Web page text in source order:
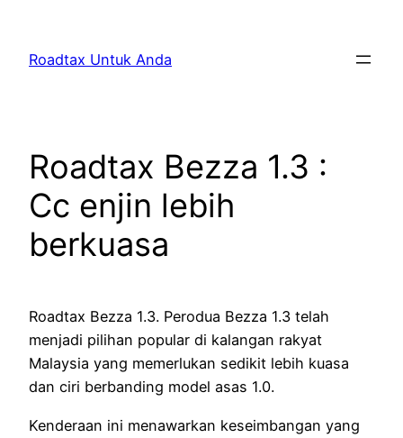
content
Roadtax Untuk Anda
Roadtax Bezza 1.3 :
Cc enjin lebih
berkuasa
Roadtax Bezza 1.3. Perodua Bezza 1.3 telah
menjadi pilihan popular di kalangan rakyat
Malaysia yang memerlukan sedikit lebih kuasa
dan ciri berbanding model asas 1.0.
Kenderaan ini menawarkan keseimbangan yang